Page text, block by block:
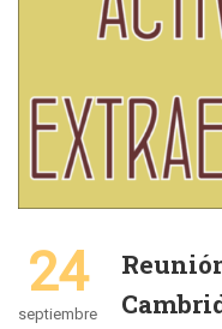
24
septiembre